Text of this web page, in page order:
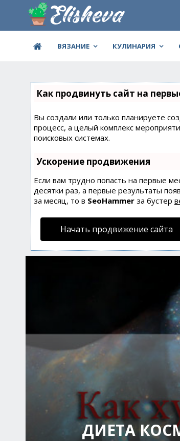
ВЯЗАНИЕ КУЛИНАРИЯ
Как продвинуть сайт на
Вы создали или только планируете
процесс, а целый комплекс
поисковых системах.
Ускорение продвижения
Если вам трудно попасть на первые
десятки раз, а первые результаты
за месяц, то в SeoHammer за бустер
Начать продвижение сайта
ДИЕТА